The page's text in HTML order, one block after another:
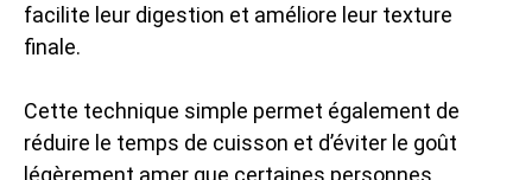
facilite leur digestion et améliore leur texture
finale.
Cette technique simple permet également de
réduire le temps de cuisson et d’éviter le goût
légèrement amer que certaines personnes